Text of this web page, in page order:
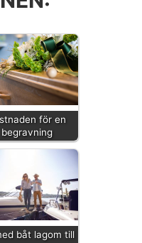
för en
begravning
båt lagom till